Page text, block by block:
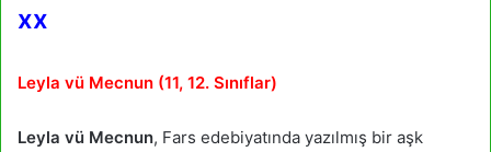
xx
Leyla vü Mecnun (11, 12. Sınıflar)
Leyla vü Mecnun, Fars edebiyatında yazılmış bir aşk